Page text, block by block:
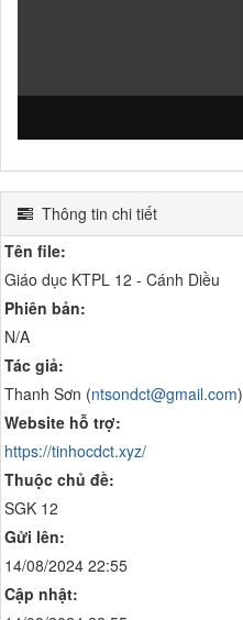
Thông tin chi tiết
Tên file:
Giáo dục KTPL 12 - Cánh Diều
Phiên bản:
N/A
Tác giả:
Thanh Sơn (ntsondct@gmail.com)
Website hỗ trợ:
https://tinhocdct.xyz/
Thuộc chủ đề:
SGK 12
Gửi lên:
14/08/2024 22:55
Cập nhật: